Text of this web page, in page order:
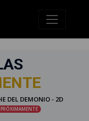
DEL DEMONIO - 2D
PRÓXIMAMENTE